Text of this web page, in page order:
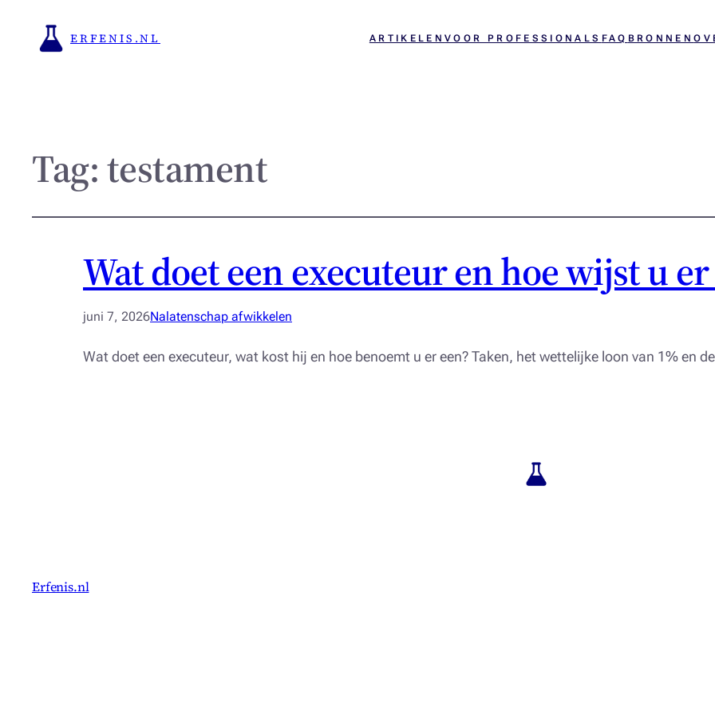
ERFENIS.NL ARTIKELENVOOR PROFESSIONALS FAQ BRONNEN
Tag:testament
Wat doet een executeur en hoe wijst u er
juni 7, 2026Nalatenschap afwikkelen
Wat doet een executeur, wat kost hij en hoe benoemt u er een? Taken, het wettelijke loon van 1% en
Erfenis.nl